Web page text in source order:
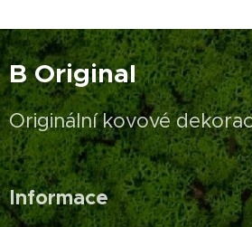
B Original
Originální kovové
Informace